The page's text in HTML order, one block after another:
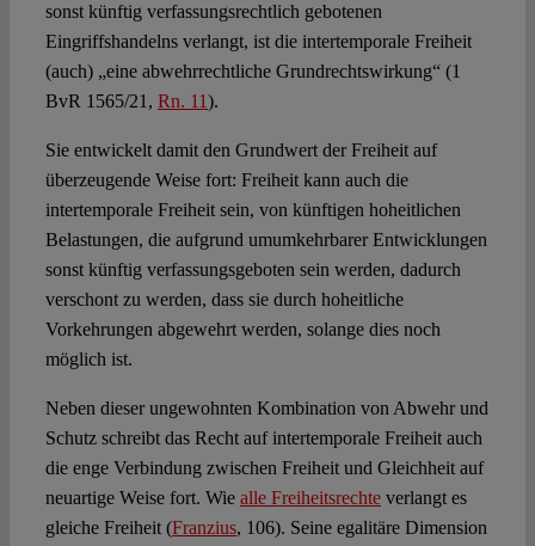
sonst künftig verfassungsrechtlich gebotenen
Eingriffshandelns verlangt, ist die intertemporale Freiheit
(auch) „eine abwehrrechtliche Grundrechtswirkung“ (1
BvR 1565/21, Rn. 11).
Sie entwickelt damit den Grundwert der Freiheit auf
überzeugende Weise fort: Freiheit kann auch die
intertemporale Freiheit sein, von künftigen hoheitlichen
Belastungen, die aufgrund umumkehrbarer Entwicklungen
sonst künftig verfassungsgeboten sein werden, dadurch
verschont zu werden, dass sie durch hoheitliche
Vorkehrungen abgewehrt werden, solange dies noch
möglich ist.
Neben dieser ungewohnten Kombination von Abwehr und
Schutz schreibt das Recht auf intertemporale Freiheit auch
die enge Verbindung zwischen Freiheit und Gleichheit auf
neuartige Weise fort. Wie alle Freiheitsrechteverlangt es
gleiche Freiheit (Franzius, 106). Seine egalitäre Dimension